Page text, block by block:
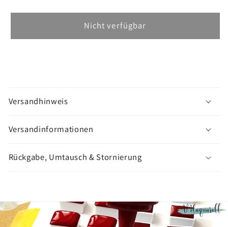
Nicht verfügbar
h
a
n
g
e
Versandhinweis
Versandinformationen
Rückgabe, Umtausch & Stornierung